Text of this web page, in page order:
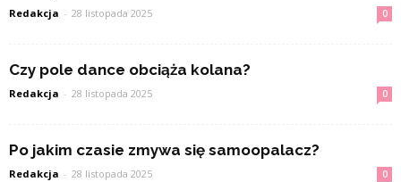
Redakcja - 28 listopada 2025 0
Czy pole dance obciąża kolana?
Redakcja - 28 listopada 2025 0
Po jakim czasie zmywa się samoopalacz?
Redakcja - 28 listopada 2025 0